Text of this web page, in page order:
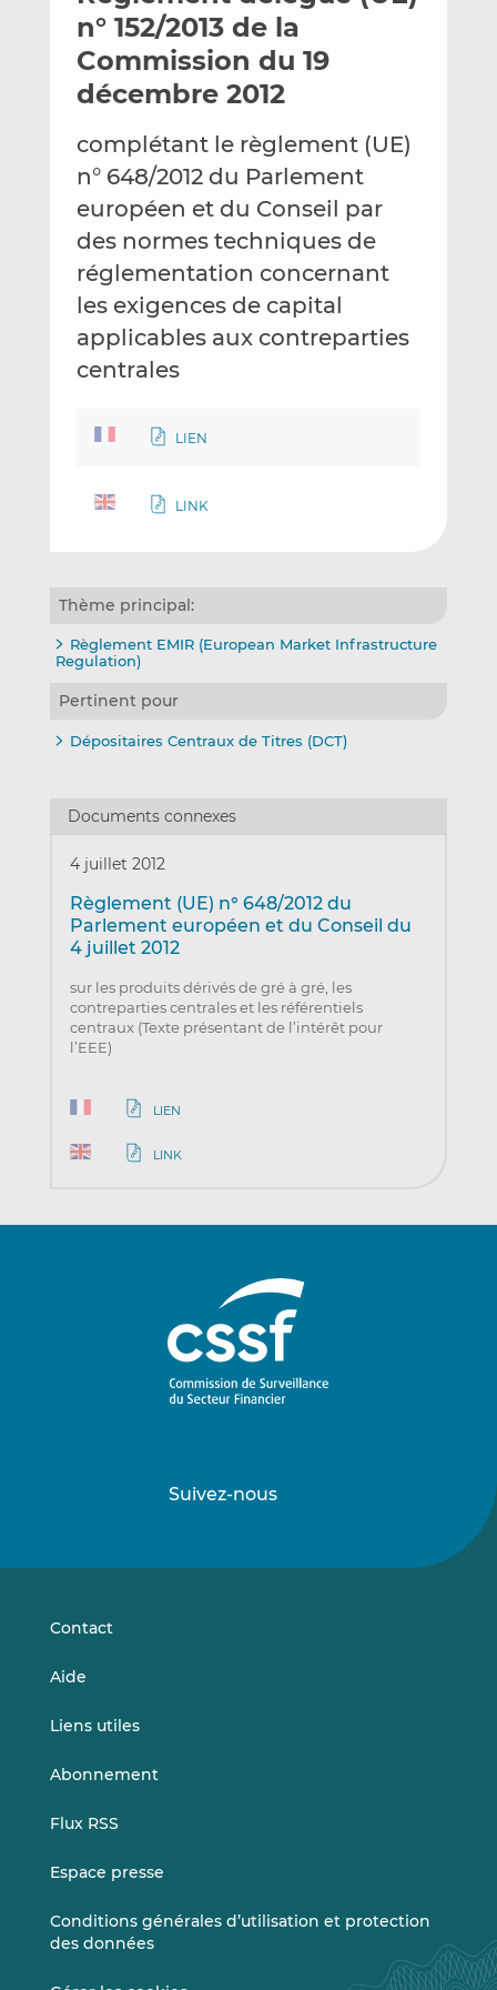
e
r
p
a
e
m
i
l
g
e
r
s
r
L
n
k
e
d
n
g
e
s
r
F
c
e
b
o
k
n° 152/2013 de la
Commission du 19
décembre 2012
complétant le règlement (UE)
n° 648/2012 du Parlement
européen et du Conseil par
des normes techniques de
réglementation concernant
les exigences de capital
applicables aux contreparties
centrales
LIEN
LINK
Thème principal:
Règlement EMIR (European Market Infrastructure
Regulation)
Pertinent pour
Dépositaires Centraux de Titres (DCT)
Documents connexes
4 juillet 2012
Règlement (UE) n° 648/2012 du
Parlement européen et du Conseil du
4 juillet 2012
sur les produits dérivés de gré à gré, les
contreparties centrales et les référentiels
centraux (Texte présentant de l’intérêt pour
l’EEE)
LIEN
LINK
Suivez-nous
sursur
Contact
Aide
Liens utiles
Abonnement
Flux RSS
Espace presse
Conditions générales d’utilisation et protection
des données